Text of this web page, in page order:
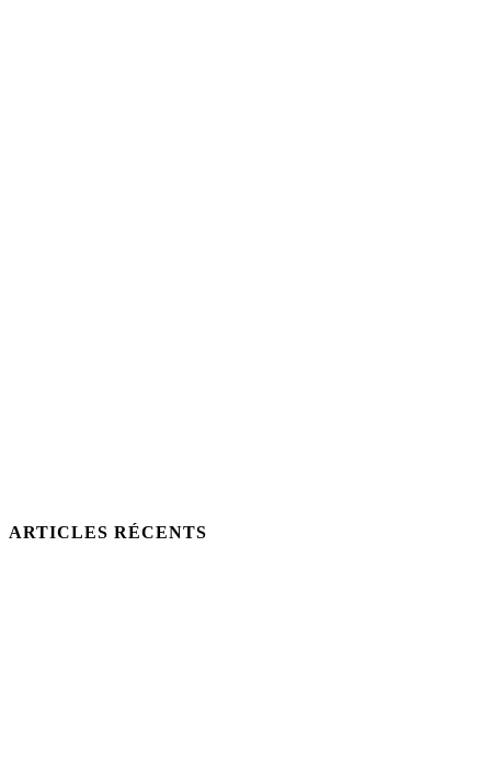
ARTICLES RÉCENTS